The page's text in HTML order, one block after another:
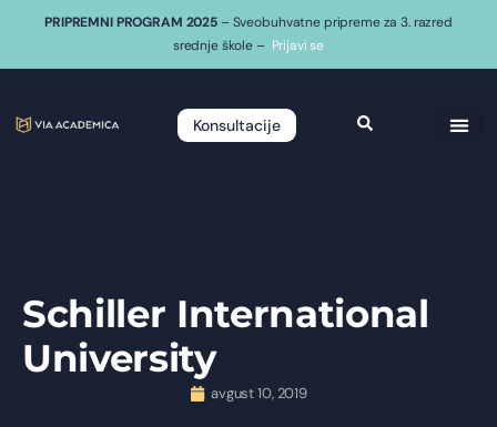
PRIPREMNI PROGRAM 2025 – Sveobuhvatne pripreme za 3. razred
srednje škole – Prijavi se
Konsultacije
Schiller International
University
avgust 10, 2019